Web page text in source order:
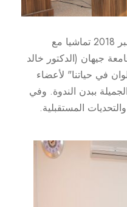
في يوم الثلاثاء الموافق 13 نوفمبر 2018 تماشيا مع
جيهان (الدكتور خالد
في حياتنا" لأعضاء
ببدن الندوة. وفي
المستقبلية.